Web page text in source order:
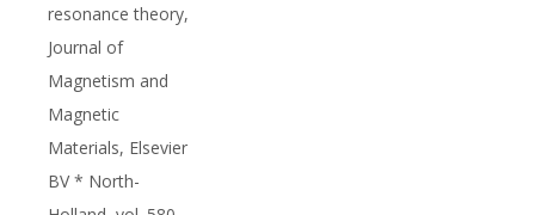
resonance theory,
Journal of
Magnetism and
Magnetic
Materials, Elsevier
BV * North-